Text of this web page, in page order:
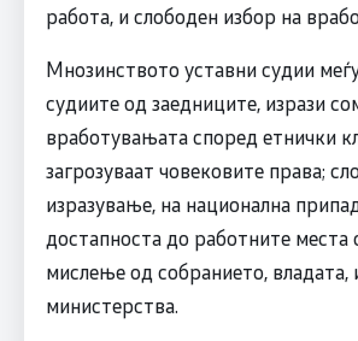
работа, и слободен избор на
Мнозинството уставни судии
судиите од заедниците, изрази
вработувањата според етнички
загрозуваат човековите права;
изразување, на национална
достапноста до работните места
мислење од собранието, владата,
министерства.